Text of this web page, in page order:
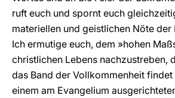
ruft euch und spornt euch
materiellen und geistlichen Nöte der
Ich ermutige euch, dem »hohen
christlichen Lebens nachzustreben,
das Band der Vollkommenheit
einem am Evangelium